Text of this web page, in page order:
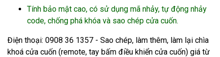
Tính bảo mật cao, có sử dụng mã nhảy, tự động nhảy
code, chống phá khóa và sao chép cửa cuốn.
Điện thoại: 0908 36 1357 - Sao chép, làm thêm, làm lại chìa
khoá cửa cuốn (remote, tay bấm điều khiển cửa cuốn) giá từ